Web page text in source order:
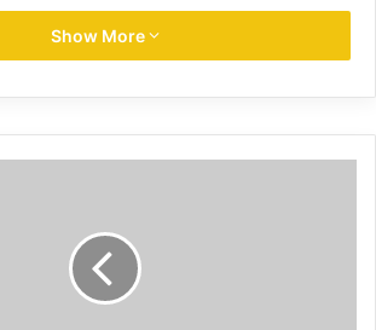
पर उपलब्ध
में प्रवेश हेतु छत्तीसगढ़ तकनीकी संस्थाओं हेतु प्रवेश
यथा मूल निवास प्रमाण पत्र, स्थायी जाति प्रमाण
के कार्मिकों संबंधी प्रमाण-पत्र, भारत सरकार
अर्धशासकीय निकायों के छत्तीसगढ़ में पदस्थ
संबंधी प्रमाण पत्र, छत्तीसगढ़ में पुनर्वास स्थापन संबंधी
Show More